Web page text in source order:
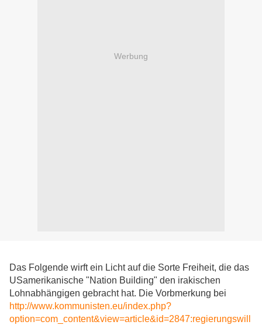
Werbung
Das Folgende wirft ein Licht auf die Sorte Freiheit, die das
USamerikanische "Nation Building" den irakischen
Lohnabhängigen gebracht hat. Die Vorbmerkung bei
http://www.kommunisten.eu/index.php?
option=com_content&view=article&id=2847:regierungswill